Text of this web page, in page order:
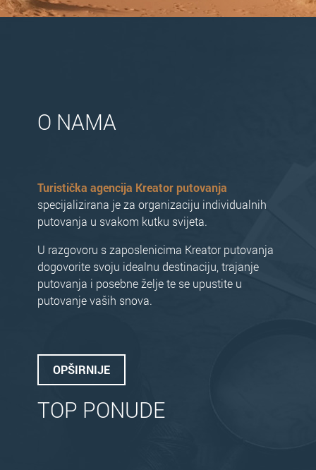
O NAMA
Turistička agencija Kreator putovanja
specijalizirana je za organizaciju individualnih
putovanja u svakom kutku svijeta.
U razgovoru s zaposlenicima Kreator putovanja
dogovorite svoju idealnu destinaciju, trajanje
putovanja i posebne želje te se upustite u
putovanje vaših snova.
OPŠIRNIJE
TOP PONUDE